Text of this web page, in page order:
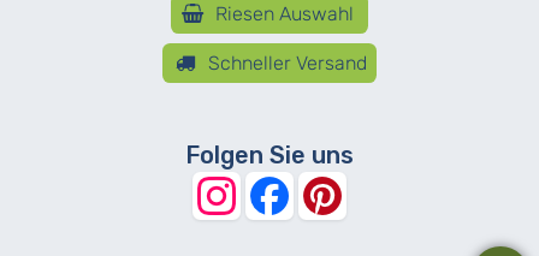
Riesen Auswahl
Schneller Versand
Folgen Sie uns